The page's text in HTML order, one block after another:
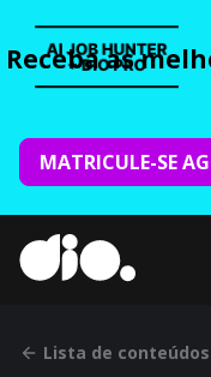
Receba as
MATRICULE-SE
Lista de conteúdos